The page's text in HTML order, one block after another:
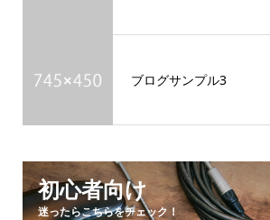
ブログサンプル3
初心者向け
迷ったらこちらをチェック！